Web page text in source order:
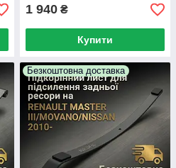
1 940 ₴
Купити
Безкоштовна доставка